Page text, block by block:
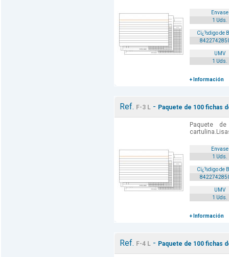
Envase
1 Uds.
Cï¿½digo de
UMV
1 Uds.
+ Información
Ref. F-3 L- Paquete de 100 fichas
Paquete
Envase
1 Uds.
Cï¿½digo de
UMV
1 Uds.
+ Información
Ref. F-4 L- Paquete de 100 fichas